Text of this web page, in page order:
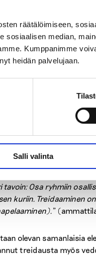
räätälöimiseen,
sosiaalisen median,
Kumppanimme
heidän palvelujaan.
Salli valinta
-treidaaminen on ollut
niin mediaa kuin
palveluissa, vaikkakin
kokevien kohtaavissa
kertoi ilmiön
näkyneen jo
kertoivat
treidaajista
vuoksi.
tavoin: Osa ryhmiin
kuriin. Treidaaminen
”
olevan samanlaisia
treidausta myös